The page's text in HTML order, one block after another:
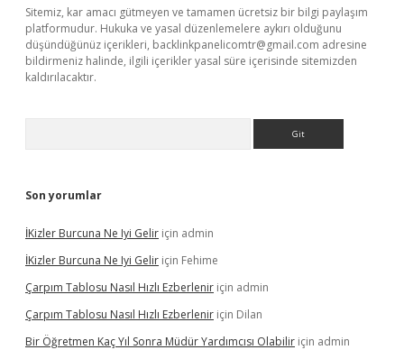
Sitemiz, kar amacı gütmeyen ve tamamen ücretsiz bir bilgi paylaşım
platformudur. Hukuka ve yasal düzenlemelere aykırı olduğunu
düşündüğünüz içerikleri, backlinkpanelicomtr@gmail.com adresine
bildirmeniz halinde, ilgili içerikler yasal süre içerisinde sitemizden
kaldırılacaktır.
Son yorumlar
İKizler Burcuna Ne Iyi Gelir için admin
İKizler Burcuna Ne Iyi Gelir için Fehime
Çarpım Tablosu Nasıl Hızlı Ezberlenir için admin
Çarpım Tablosu Nasıl Hızlı Ezberlenir için Dilan
Bir Öğretmen Kaç Yıl Sonra Müdür Yardımcısı Olabilir için admin